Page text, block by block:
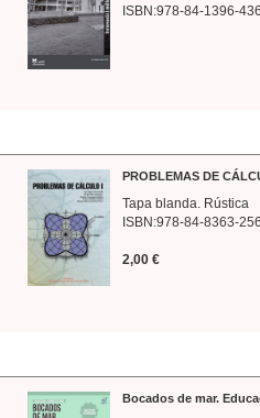
ISBN:978-84-1396-
PROBLEMAS DE
Tapa blanda. Rústica
ISBN:978-84-8363-
2,00 €
Bocados de mar.